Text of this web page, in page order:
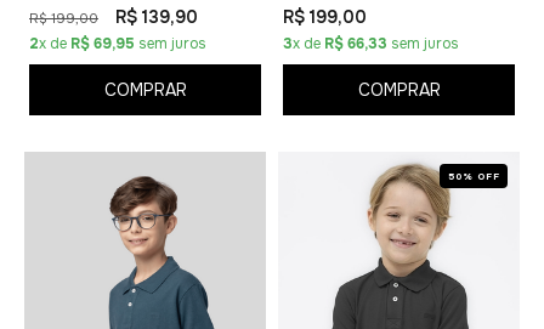
R$ 199,00 R$ 139,90
2x de R$ 69,95 sem juros
COMPRAR
R$ 199,00
3x de R$ 66,33 sem juros
COMPRAR
50% OFF